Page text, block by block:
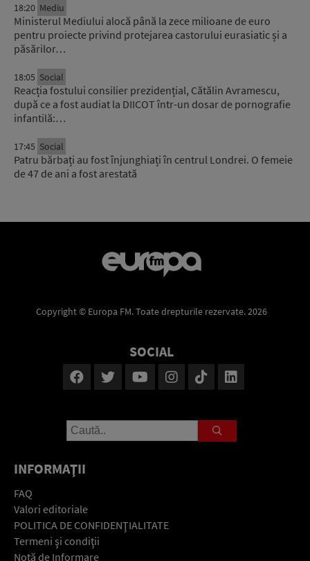
18:20 Mediu
Ministerul Mediului alocă până la zece milioane de euro
pentru proiecte privind protejarea castorului eurasiatic și a
păsărilor…
18:05 Social
Reacția fostului consilier prezidențial, Cătălin Avramescu,
după ce a fost audiat la DIICOT într-un dosar de pornografie
infantilă:…
17:45 Social
Patru bărbați au fost înjunghiați în centrul Londrei. O femeie
de 47 de ani a fost arestată
Copyright © Europa FM. Toate drepturile rezervate. 2026
SOCIAL
INFORMAŢII
FAQ
Valori editoriale
POLITICA DE CONFIDENŢIALITATE
Termeni şi condiţii
Notă de Informare